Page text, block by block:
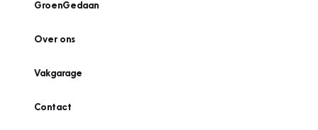
GroenGedaan
Over ons
Vakgarage
Contact